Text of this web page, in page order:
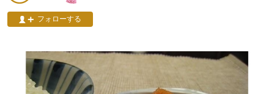
フォローする